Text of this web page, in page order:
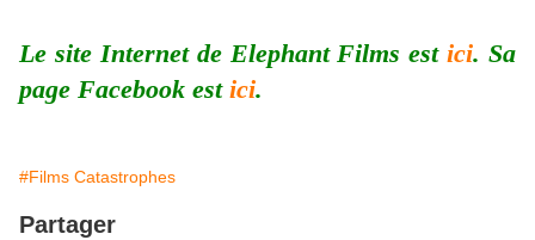
Le site Internet de Elephant Films estici. Sa
page Facebook est ici.
#Films Catastrophes
Partager